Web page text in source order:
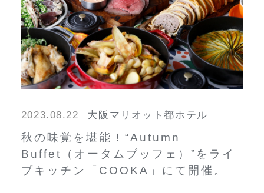
2023.08.22 大阪マリオット都ホテル
秋の味覚を堪能！“Autumn
Buffet（オータムブッフェ）”をライ
ブキッチン「COOKA」にて開催。